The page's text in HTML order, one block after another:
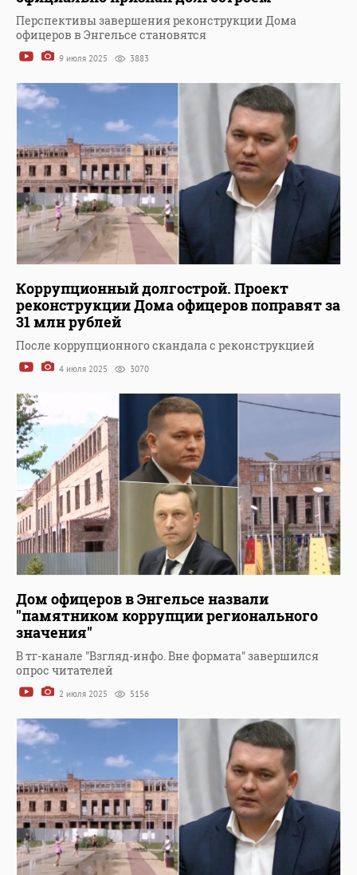
Перспективы завершения реконструкции Дома
офицеров в Энгельсе становятся
9 июля 2025 3883
Коррупционный долгострой. Проект
реконструкции Дома офицеров поправят за
31 млн рублей
После коррупционного скандала с реконструкцией
4 июля 2025 3070
Дом офицеров в Энгельсе назвали
"памятником коррупции регионального
значения"
В тг-канале "Взгляд-инфо. Вне формата" завершился
опрос читателей
2 июля 2025 5156